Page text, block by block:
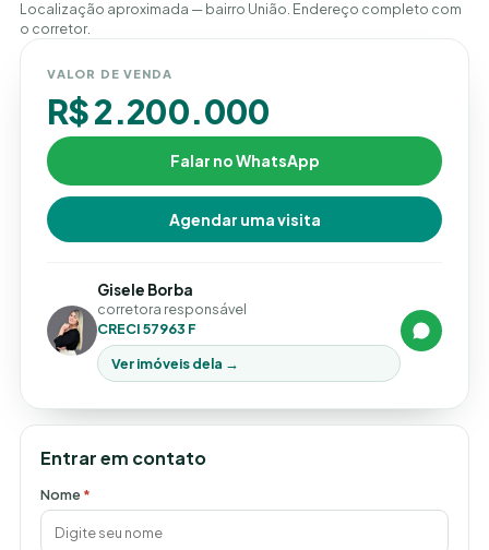
Localização aproximada — bairro União. Endereço completo com
o corretor.
VALOR DE VENDA
R$ 2.200.000
Falar no WhatsApp
Agendar uma visita
Gisele Borba
corretora responsável
CRECI 57963 F
Ver imóveis dela →
Entrar em contato
Nome*